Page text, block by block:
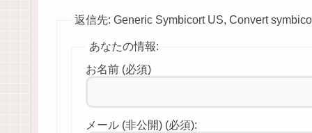
返信先: Generic Symbicort US, Convert
あなたの情報:
お名前 (必須)
メール (非公開) (必須):